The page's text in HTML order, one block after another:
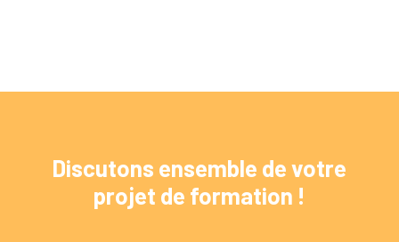
Discutons ensemble de votre
projet de formation !